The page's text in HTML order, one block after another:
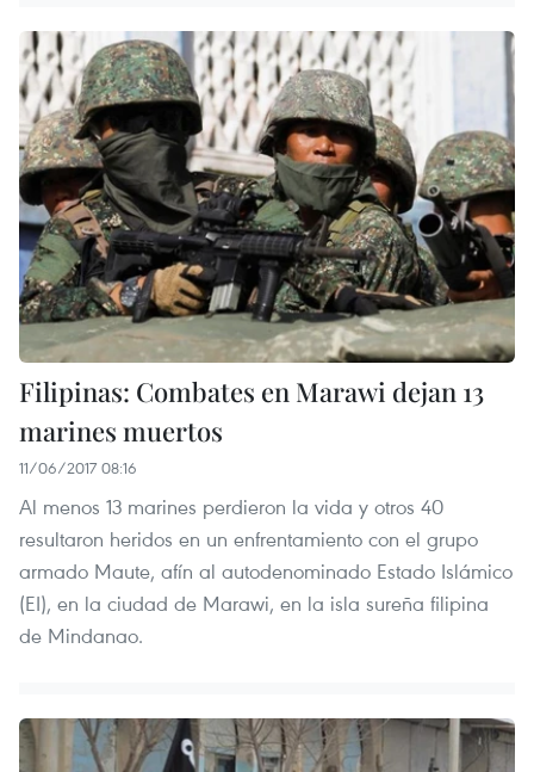
Filipinas: Combates en Marawi dejan 13
marines muertos
11/06/2017 08:16
Al menos 13 marines perdieron la vida y otros 40
resultaron heridos en un enfrentamiento con el grupo
armado Maute, afín al autodenominado Estado Islámico
(EI), en la ciudad de Marawi, en la isla sureña filipina
de Mindanao.